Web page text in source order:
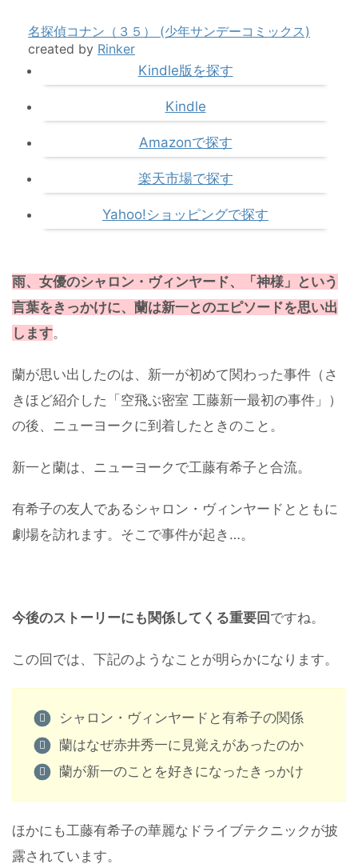
名探偵コナン（３５） (少年サンデーコミックス)
created by Rinker
Kindle版を探す
Kindle
Amazonで探す
楽天市場で探す
Yahoo!ショッピングで探す
雨、女優のシャロン・ヴィンヤード、「神様」という
言葉をきっかけに、蘭は新一とのエピソードを思い出
します。
蘭が思い出したのは、新一が初めて関わった事件（さ
きほど紹介した「空飛ぶ密室 工藤新一最初の事件」）
の後、ニューヨークに到着したときのこと。
新一と蘭は、ニューヨークで工藤有希子と合流。
有希子の友人であるシャロン・ヴィンヤードとともに
劇場を訪れます。そこで事件が起き…。
今後のストーリーにも関係してくる重要回ですね。
この回では、下記のようなことが明らかになります。
シャロン・ヴィンヤードと有希子の関係
蘭はなぜ赤井秀一に見覚えがあったのか
蘭が新一のことを好きになったきっかけ
ほかにも工藤有希子の華麗なドライブテクニックが披
露されています。